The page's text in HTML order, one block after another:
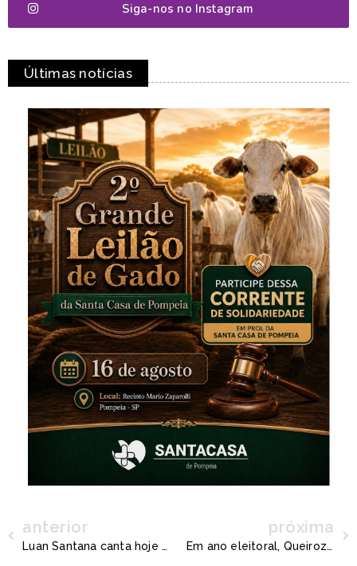
Siga-nos no Instagram
Últimas notícias
anterior
Luan Santana canta hoje (dia 23) em Pompéia; caravanas de fãs são organizadas pela região
próxima
Em ano eleitoral, Queiroz vira canteiro de obras